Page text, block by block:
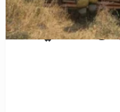
تركيا في